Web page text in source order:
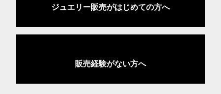
ジュエリー販売がはじめての方へ
販売経験がない方へ